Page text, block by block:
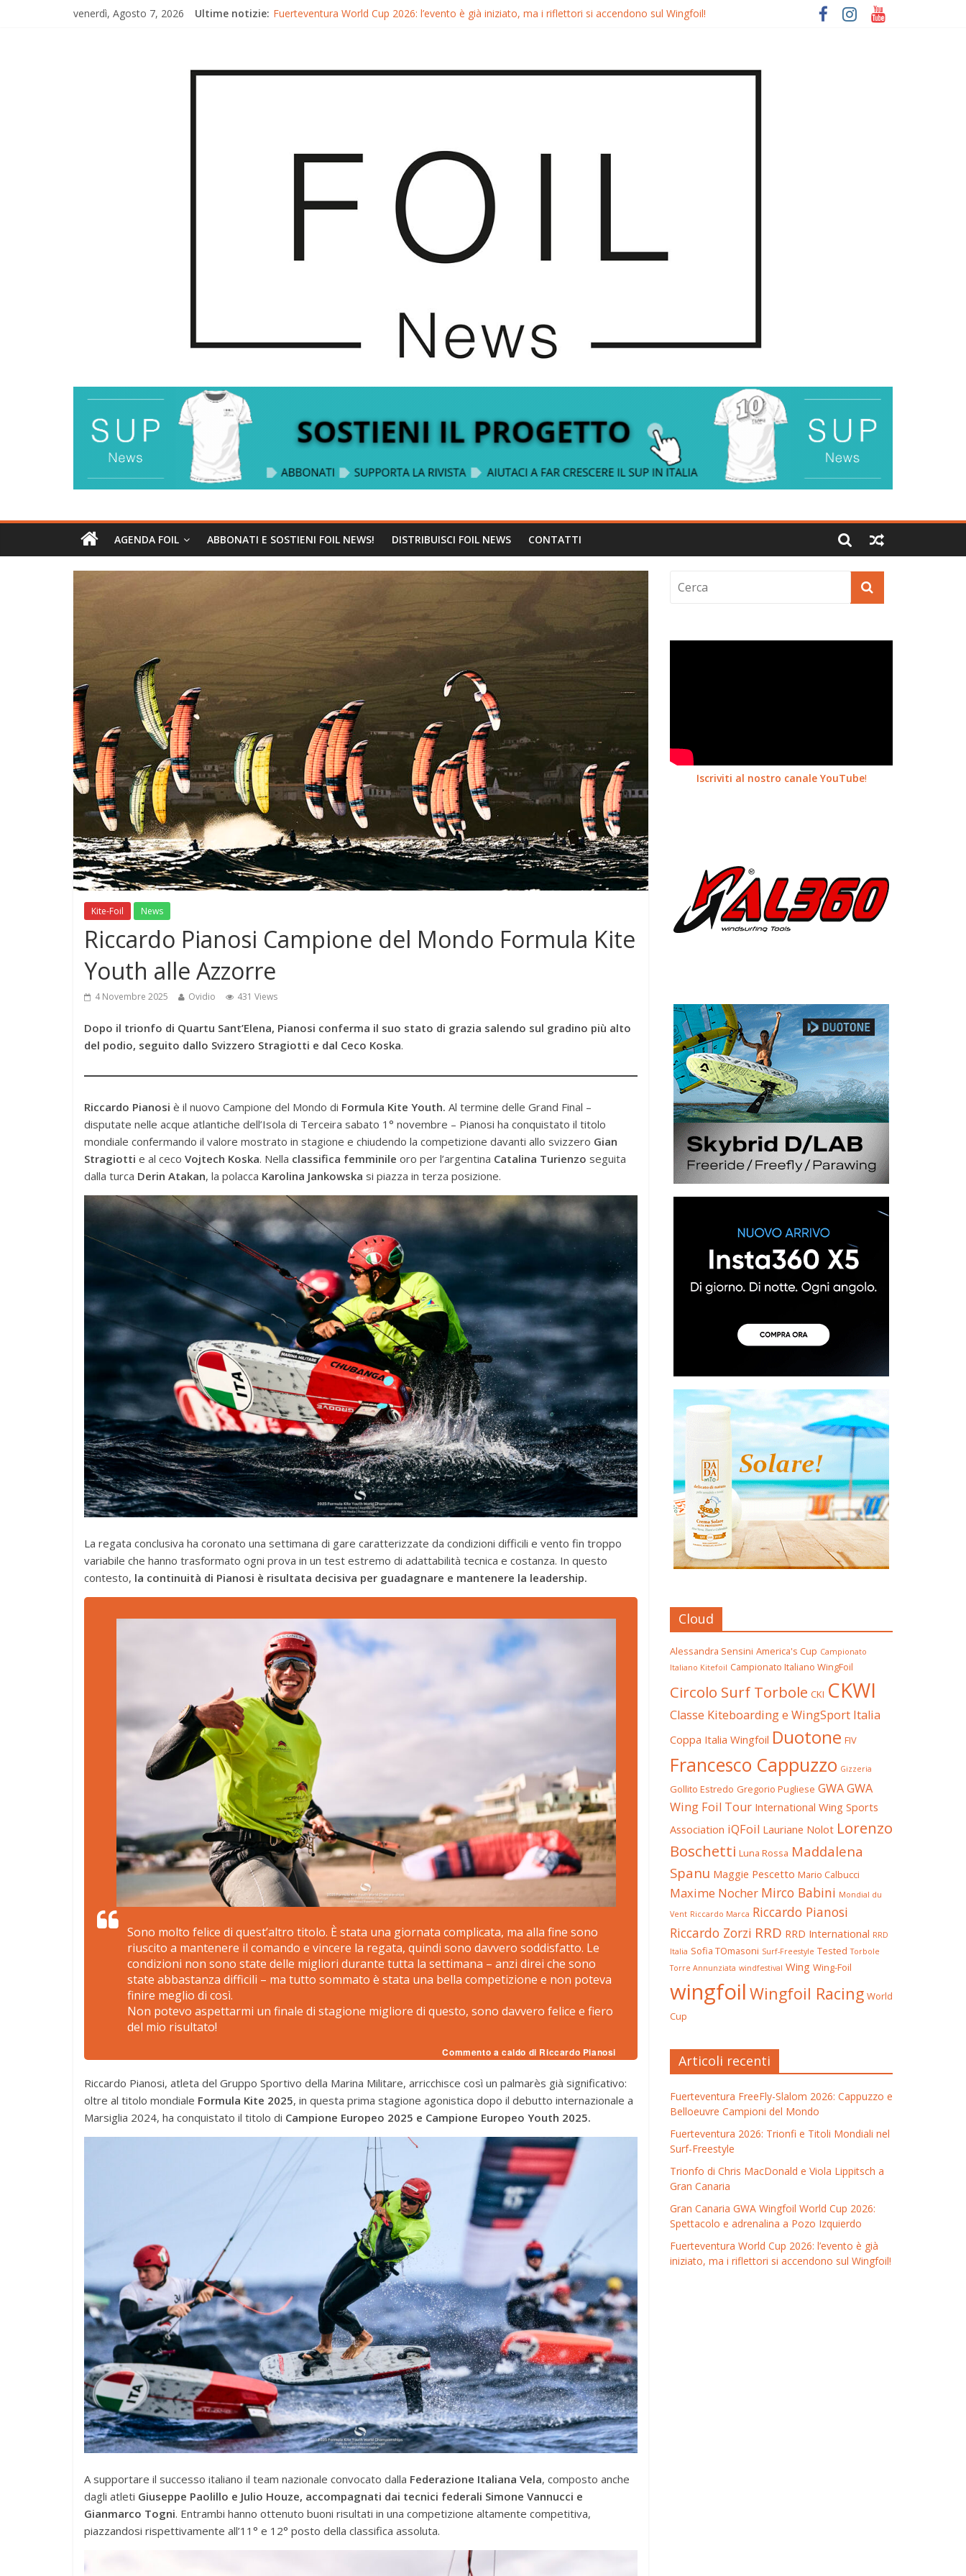
venerdì, Agosto 7, 2026 Ultime notizie: Fuerteventura World Cup 2026: l’evento è già iniziato, ma i riflettori si accendono sul Wingfoil!
Gran Canaria GWA Wingfoil World Cup 2026: Spettacolo e adrenalina a Pozo Izquierdo
AGENDA FOIL ABBONATI E SOSTIENI FOIL NEWS! DISTRIBUISCI FOIL NEWS CONTATTI
Kite-Foil News
Riccardo Pianosi Campione del Mondo Formula Kite
Youth alle Azzorre
4 Novembre 2025 Ovidio 431 Views
Dopo il trionfo di Quartu Sant’Elena, Pianosi conferma il suo stato di grazia salendo sul gradino più alto
del podio, seguito dallo Svizzero Stragiotti e dal Ceco Koska.
Riccardo Pianosi è il nuovo Campione del Mondo di Formula Kite Youth. Al termine delle Grand Final –
disputate nelle acque atlantiche dell’Isola di Terceira sabato 1° novembre – Pianosi ha conquistato il titolo
mondiale confermando il valore mostrato in stagione e chiudendo la competizione davanti allo svizzero Gian
Stragiotti e al ceco Vojtech Koska. Nella classifica femminile oro per l’argentina Catalina Turienzo seguita
dalla turca Derin Atakan, la polacca Karolina Jankowska si piazza in terza posizione.
La regata conclusiva ha coronato una settimana di gare caratterizzate da condizioni difficili e vento fin troppo
variabile che hanno trasformato ogni prova in un test estremo di adattabilità tecnica e costanza. In questo
contesto, la continuità di Pianosi è risultata decisiva per guadagnare e mantenere la leadership.
Sono molto felice di quest’altro titolo. È stata una giornata complicata, ma alla fine sono
riuscito a mantenere il comando e vincere la regata, quindi sono davvero soddisfatto. Le
condizioni non sono state delle migliori durante tutta la settimana – anzi direi che sono
state abbastanza difficili – ma tutto sommato è stata una bella competizione e non poteva
finire meglio di così.
Non potevo aspettarmi un finale di stagione migliore di questo, sono davvero felice e fiero
del mio risultato!
Commento a caldo di Riccardo Pianosi
Riccardo Pianosi, atleta del Gruppo Sportivo della Marina Militare, arricchisce così un palmarès già significativo:
oltre al titolo mondiale Formula Kite 2025, in questa prima stagione agonistica dopo il debutto internazionale a
Marsiglia 2024, ha conquistato il titolo di Campione Europeo 2025 e Campione Europeo Youth 2025.
A supportare il successo italiano il team nazionale convocato dalla Federazione Italiana Vela, composto anche
dagli atleti Giuseppe Paolillo e Julio Houze, accompagnati dai tecnici federali Simone Vannucci e
Gianmarco Togni. Entrambi hanno ottenuto buoni risultati in una competizione altamente competitiva,
piazzandosi rispettivamente all’11° e 12° posto della classifica assoluta.
Iscriviti al nostro canale YouTube!
Cloud
Alessandra Sensini America's Cup Campionato
Italiano Kitefoil Campionato Italiano WingFoil
Circolo Surf Torbole CKI CKWI
Classe Kiteboarding e WingSport Italia
Coppa Italia Wingfoil Duotone FIV
Francesco Cappuzzo Gizzeria
Gollito Estredo Gregorio Pugliese GWAGWA
Wing Foil Tour International Wing Sports
Association iQFoil Lauriane Nolot Lorenzo
Boschetti Luna Rossa Maddalena
Spanu Maggie Pescetto Mario Calbucci
Maxime Nocher Mirco Babini Mondial du
Vent Riccardo Marca Riccardo Pianosi
Riccardo Zorzi RRD RRD International RRD
Italia Sofia TOmasoni Surf-Freestyle Tested Torbole
Torre Annunziata windfestival Wing Wing-Foil
wingfoil Wingfoil Racing World
Cup
Articoli recenti
Fuerteventura FreeFly-Slalom 2026: Cappuzzo e
Belloeuvre Campioni del Mondo
Fuerteventura 2026: Trionfi e Titoli Mondiali nel
Surf-Freestyle
Trionfo di Chris MacDonald e Viola Lippitsch a
Gran Canaria
Gran Canaria GWA Wingfoil World Cup 2026:
Spettacolo e adrenalina a Pozo Izquierdo
Fuerteventura World Cup 2026: l’evento è già
iniziato, ma i riflettori si accendono sul Wingfoil!